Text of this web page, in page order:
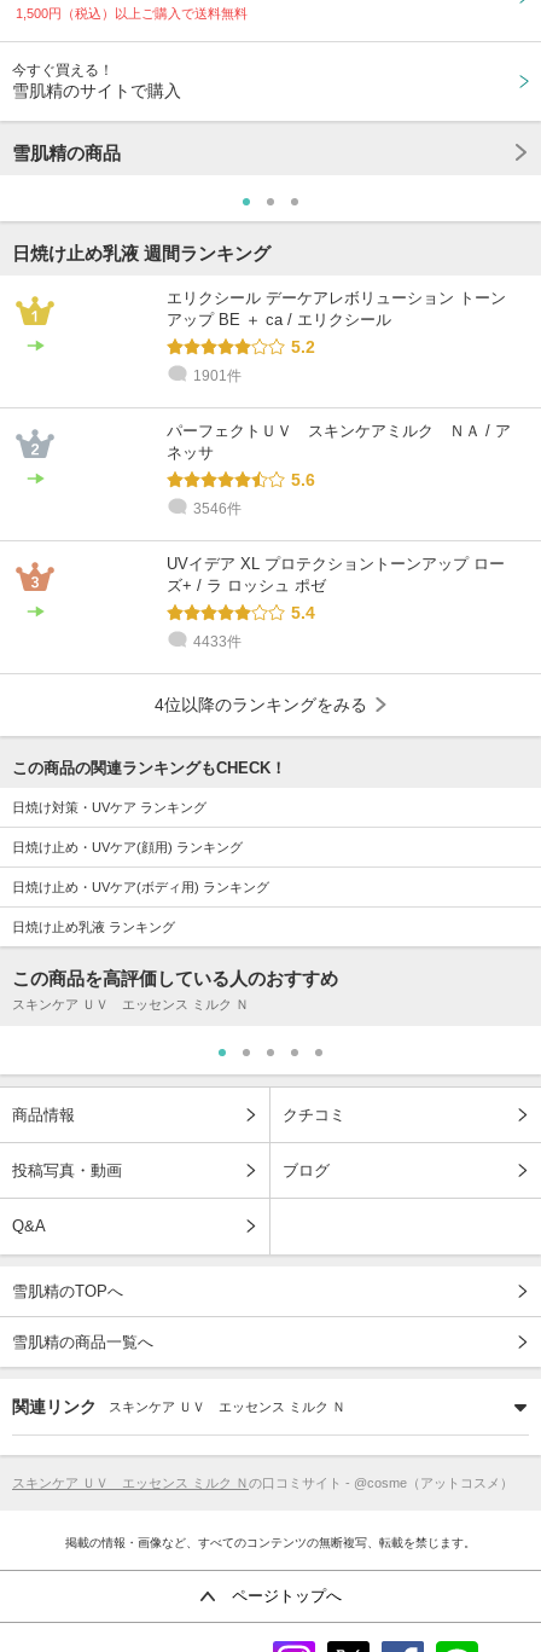
1,500円（税込）以上ご購入で送料無料
今すぐ買える！
雪肌精のサイトで購入
雪肌精の商品
日焼け止め乳液 週間ランキング
エリクシール デーケアレボリューション トーン
アップ BE ＋ ca / エリクシール
5.2
1901件
パーフェクトＵＶ スキンケアミルク ＮＡ / ア
ネッサ
5.6
3546件
UVイデア XL プロテクショントーンアップ ロー
ズ+ / ラ ロッシュ ポゼ
5.4
4433件
4位以降のランキングをみる
この商品の関連ランキングもCHECK！
日焼け対策・UVケア ランキング
日焼け止め・UVケア(顔用) ランキング
日焼け止め・UVケア(ボディ用) ランキング
日焼け止め乳液 ランキング
この商品を高評価している人のおすすめ
スキンケア ＵＶ エッセンス ミルク Ｎ
商品情報 クチコミ
投稿写真・動画 ブログ
Q&A
雪肌精のTOPへ
雪肌精の商品一覧へ
関連リンク スキンケア ＵＶ エッセンス ミルク Ｎ
スキンケア ＵＶ エッセンス ミルク Ｎの口コミサイト - @cosme（アットコスメ）
掲載の情報・画像など、すべてのコンテンツの無断複写、転載を禁じます。
ページトップへ